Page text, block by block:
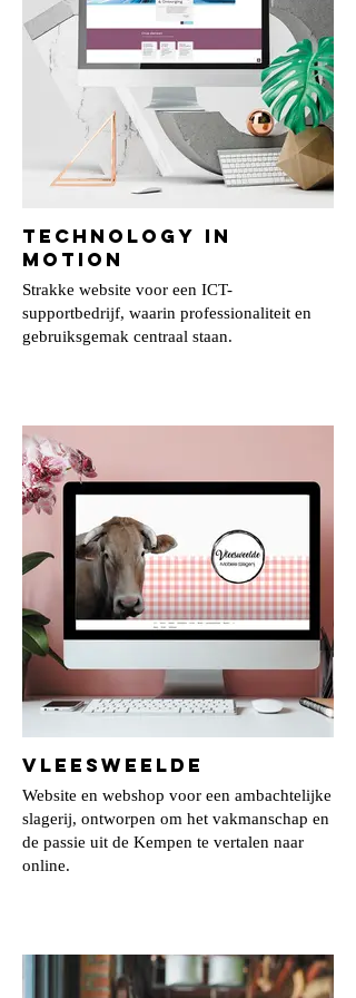
Technology in
Motion
Strakke website voor een ICT-
supportbedrijf, waarin professionaliteit en
gebruiksgemak centraal staan.
Vleesweelde
Website en webshop voor een ambachtelijke
slagerij, ontworpen om het vakmanschap en
de passie uit de Kempen te vertalen naar
online.